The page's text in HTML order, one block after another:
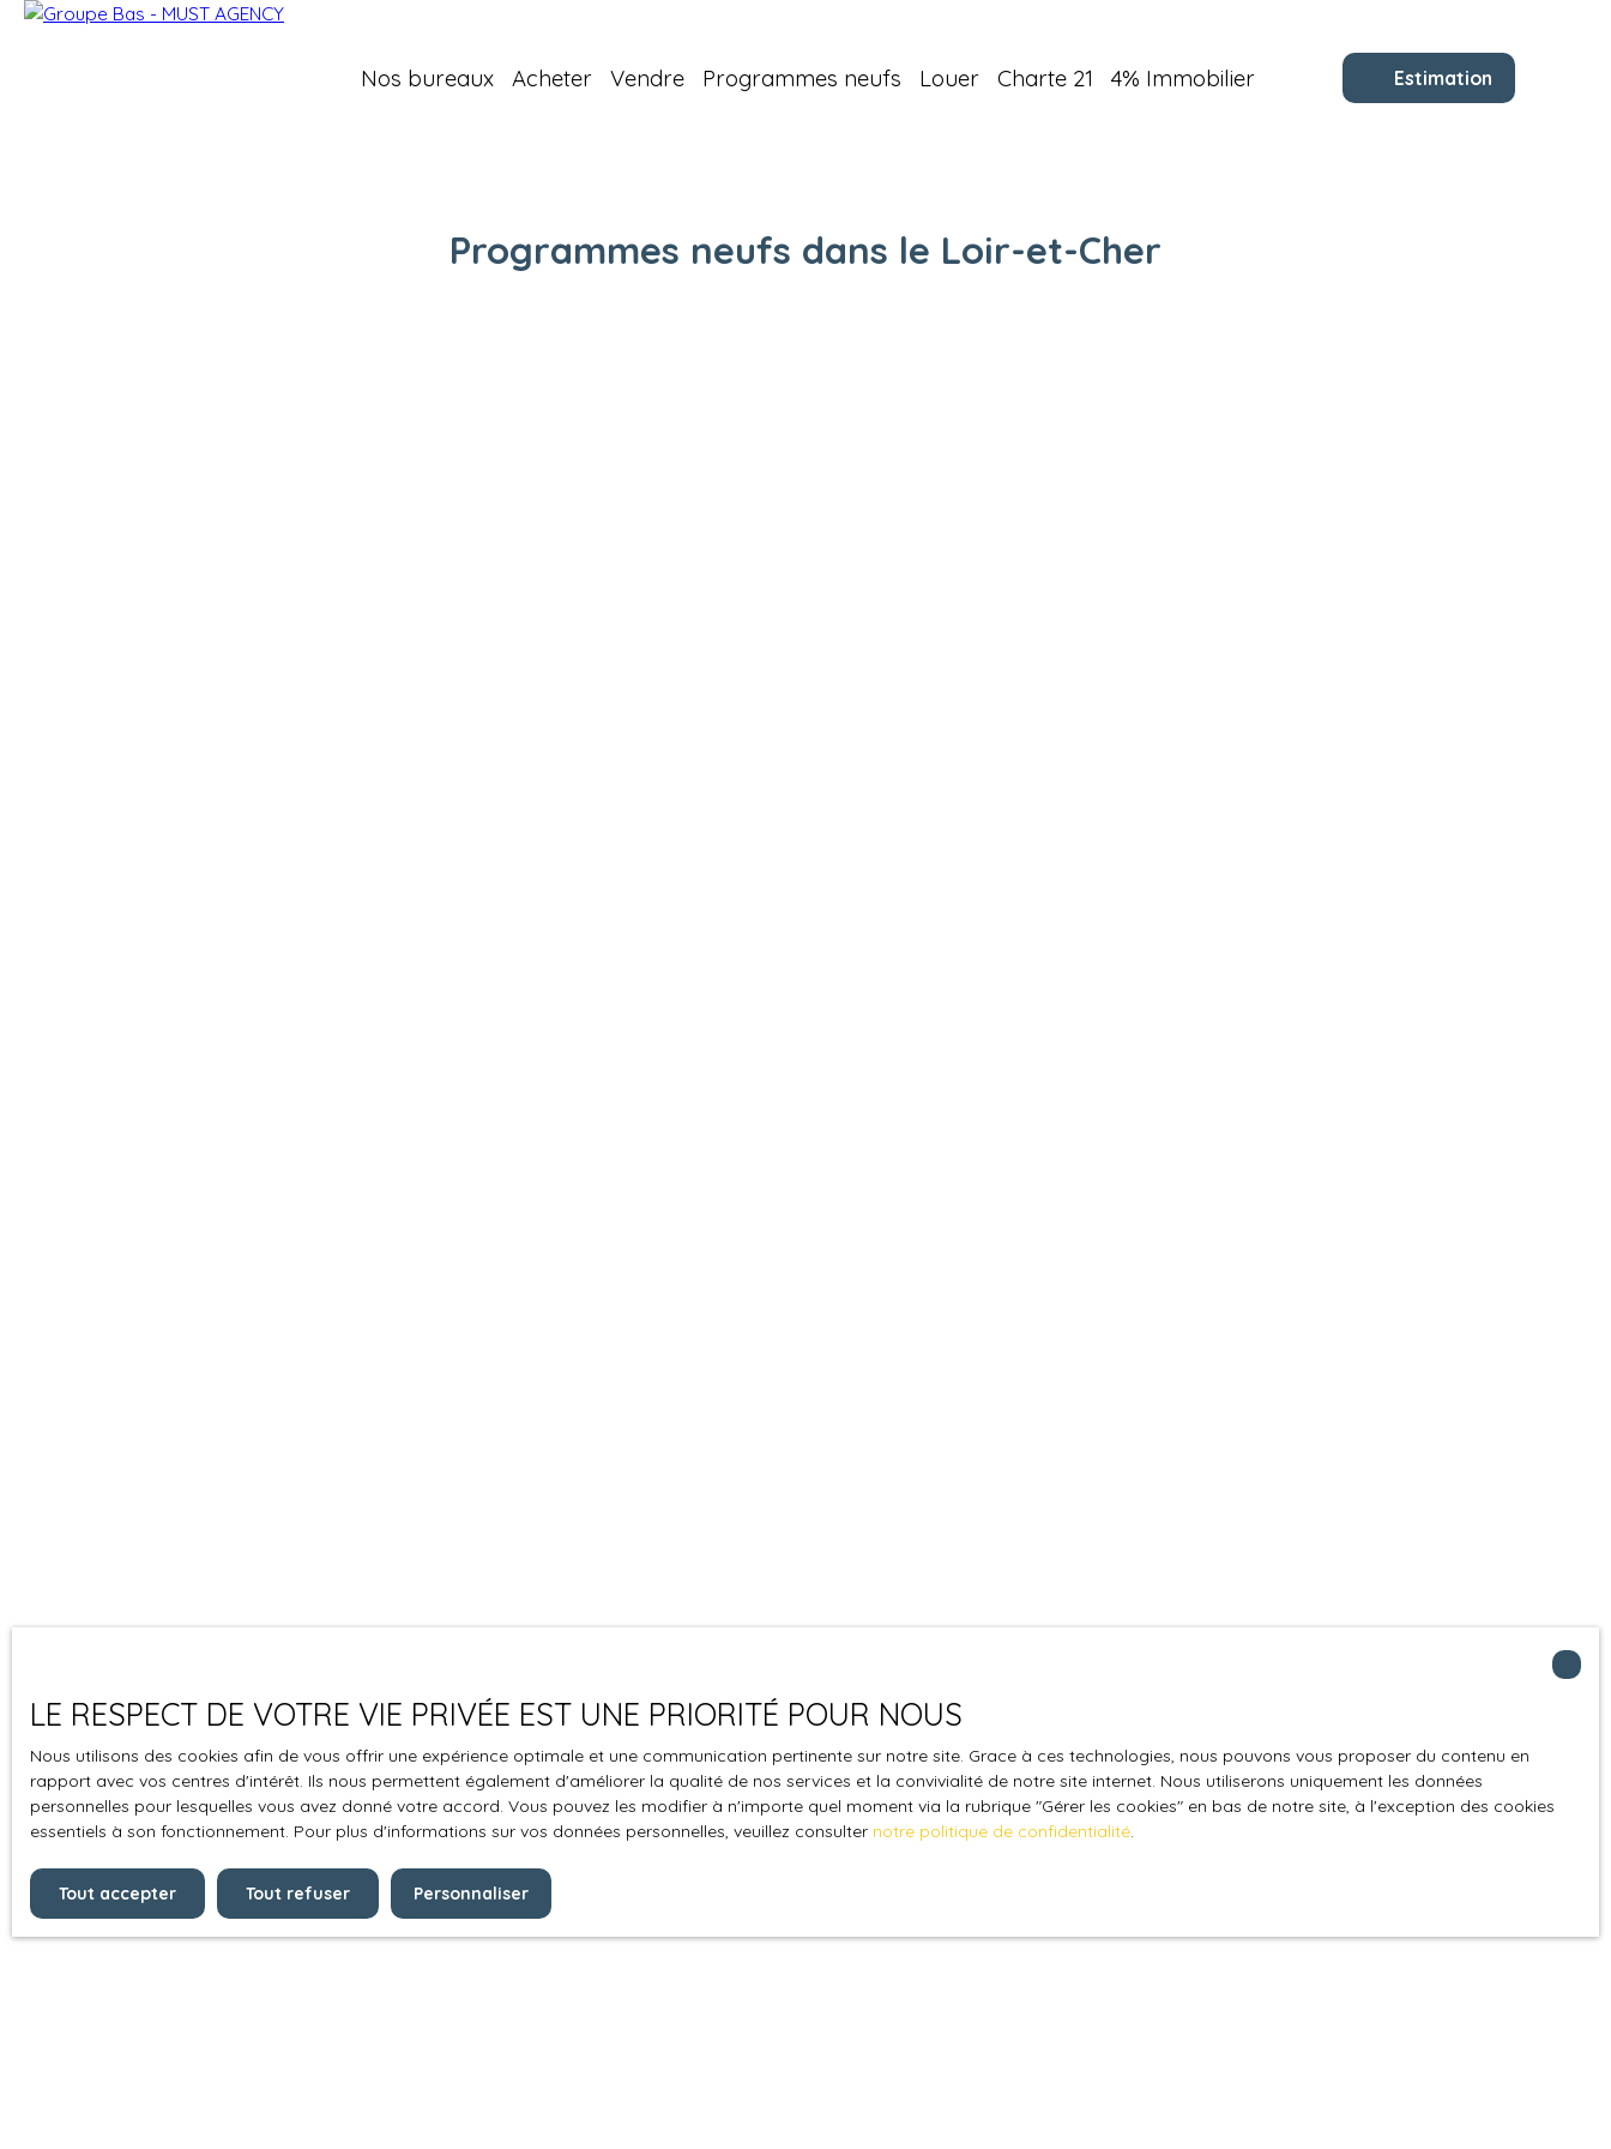
Nos bureaux Acheter Vendre Programmes neufs Louer Charte 21 4% Immobilier Estimation
Programmes neufs dans le Loir-et-Cher
LE RESPECT DE VOTRE VIE PRIVÉE EST UNE PRIORITÉ POUR NOUS
Nous utilisons des cookies afin de vous offrir une expérience optimale et une communication pertinente sur notre site. Grace à ces technologies, nous pouvons vous proposer du contenu en
rapport avec vos centres d'intérêt. Ils nous permettent également d'améliorer la qualité de nos services et la convivialité de notre site internet. Nous utiliserons uniquement les données
personnelles pour lesquelles vous avez donné votre accord. Vous pouvez les modifier à n'importe quel moment via la rubrique ″Gérer les cookies″ en bas de notre site, à l'exception des cookies
essentiels à son fonctionnement. Pour plus d'informations sur vos données personnelles, veuillez consulter notre politique de confidentialité.
Tout accepter Tout refuser Personnaliser